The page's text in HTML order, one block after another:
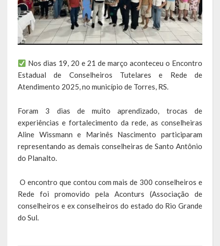
Obras e Viação
Saúde e Assistência Social
Desenvolvimento, Indústria, Comércio, Turismo, Trânsito e
Serviços Urbanos
Cultura e Turismo
Calendário de Eventos
Galeria de Fotos
Publicações
Conselhos Municipais
Nos dias 19, 20 e 21 de março aconteceu o Encontro
Estadual de Conselheiros Tutelares e Rede de
Atendimento 2025, no município de Torres, RS.
Foram 3 dias de muito aprendizado, trocas de
experiências e fortalecimento da rede, as conselheiras
Aline Wissmann e Marinês Nascimento participaram
representando as demais conselheiras de Santo Antônio
do Planalto.
️ O encontro que contou com mais de 300 conselheiros e
Rede foi promovido pela Aconturs (Associação de
conselheiros e ex conselheiros do estado do Rio Grande
do Sul.